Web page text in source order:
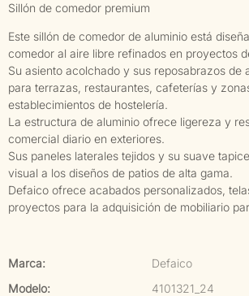
Sillón de comedor premium
Este sillón de comedor de aluminio está
comedor al aire libre refinados en proyectos
Su asiento acolchado y sus reposabrazos de
para terrazas, restaurantes, cafeterías y
establecimientos de hostelería.
La estructura de aluminio ofrece ligereza y
comercial diario en exteriores.
Sus paneles laterales tejidos y su suave
visual a los diseños de patios de alta gama.
Defaico ofrece acabados personalizados,
proyectos para la adquisición de mobiliario
Marca:
Defaico
Modelo:
4101321_24